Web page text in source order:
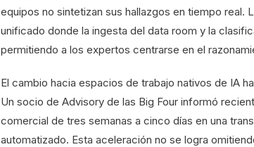
equipos no sintetizan sus hallazgos en tiempo
unificado donde la ingesta del data room y la
permitiendo a los expertos centrarse en el
El cambio hacia espacios de trabajo nativos de IA
Un socio de Advisory de las Big Four informó
comercial de tres semanas a cinco días en una
automatizado. Esta aceleración no se logra